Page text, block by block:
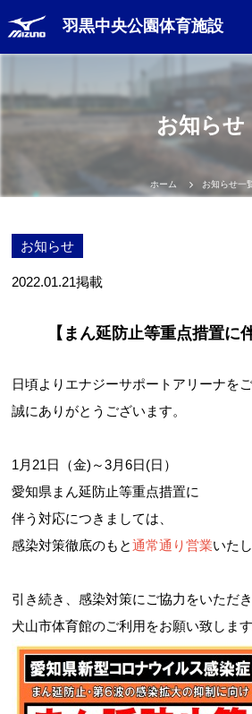
羽黒中央公園体育施設
お知らせ
ホーム お知らせ一
お知らせ
2022.01.21掲載
【まん延防止等重点措置に
日頃よりエナジーサポートアリーナを
誠にありがとうございます。
1月21日（金)～3月6日(日）
愛知県まん延防止等重点措置に
伴う対応につきましては、
感染対策徹底のもと通常通り営業いた
引き続き、感染対策にご協力をいただき
犬山市体育館のご利用をお願い致します